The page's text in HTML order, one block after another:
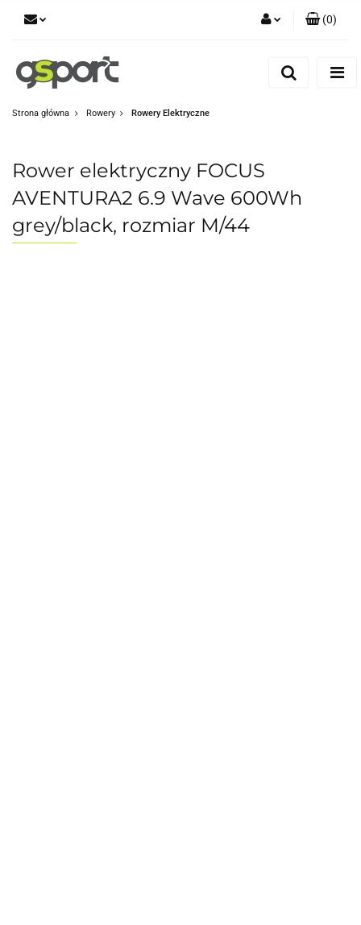
Dodaj zgłoszenie
(0)
Strona główna Rowery Rowery Elektryczne
Rower elektryczny FOCUS
AVENTURA2 6.9 Wave 600Wh
grey/black, rozmiar M/44